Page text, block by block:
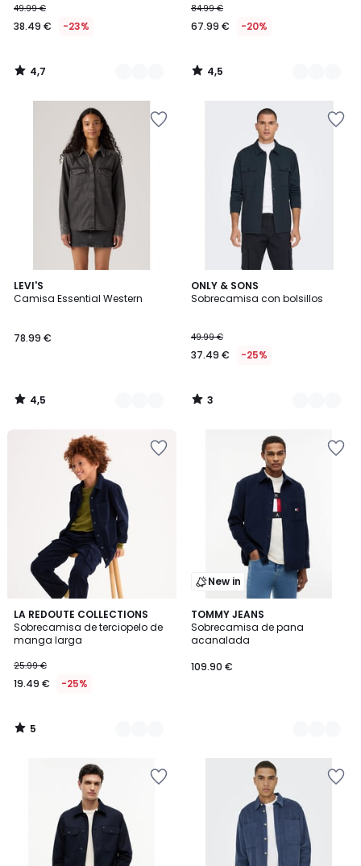
49.99 €
38.49 € -23%
4,7
/
84.99 €
67.99 € -20%
4,5
/
LEVI'S
Camisa Essential Western
78.99 €
4,5
/ 5
2
Colores
4,5
/
ONLY & SONS
Sobrecamisa con bolsillos
49.99 €
37.49 € -25%
3
/
2
Colores
3
/
LA REDOUTE COLLECTIONS
Sobrecamisa de terciopelo de
manga larga
25.99 €
19.49 € -25%
5
/
5
3
Colores
5
/
New in
TOMMY JEANS
Sobrecamisa de pana
acanalada
109.90 €
2
Colores